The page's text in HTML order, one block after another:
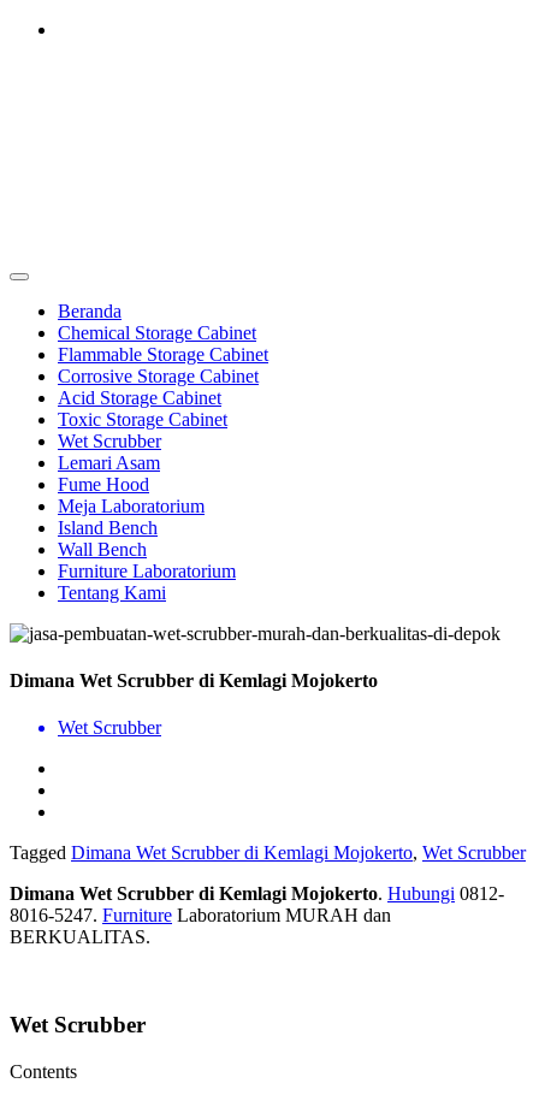
Skip
Beranda
Chemical Storage Cabinet
Flammable Storage Cabinet
Corrosive Storage Cabinet
Acid Storage Cabinet
Toxic Storage Cabinet
Wet Scrubber
Lemari Asam
Fume Hood
Meja Laboratorium
Island Bench
Wall Bench
Furniture Laboratorium
Tentang Kami
Dimana Wet Scrubber di Kemlagi Mojokerto
Wet Scrubber
Tagged Dimana Wet Scrubber di Kemlagi Mojokerto, Wet Scrubber
Dimana Wet Scrubber di Kemlagi Mojokerto. Hubungi 0812-
8016-5247. Furniture Laboratorium MURAH dan
BERKUALITAS.
Wet Scrubber
Contents